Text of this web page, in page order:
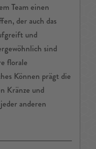
Team einen
der auch das
und
sind
florale
Können prägt die
Kränze und
anderen